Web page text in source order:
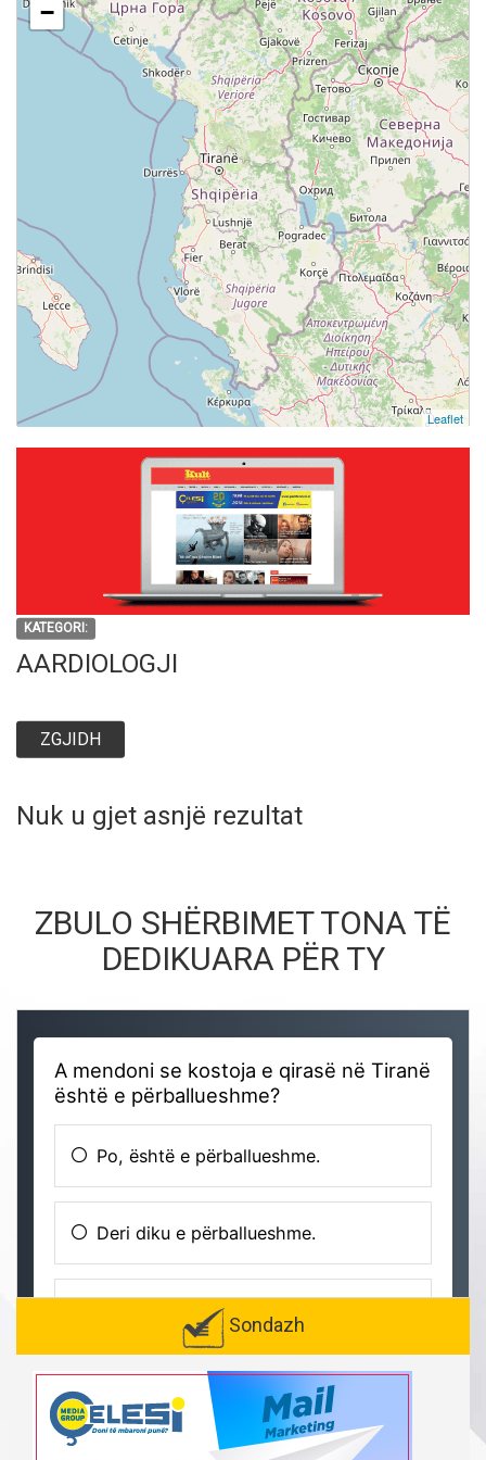
KATEGORI:
AARDIOLOGJI
ZGJIDH
Nuk u gjet asnjë rezultat
−
Leaflet
ZBULO SHËRBIMET TONA TË
DEDIKUARA PËR TY
Sondazh